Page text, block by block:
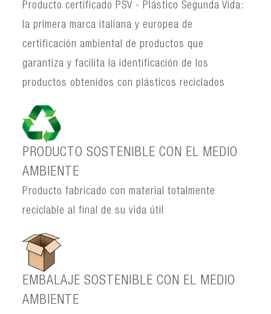
Producto certificado PSV - Plástico Segunda Vida:
la primera marca italiana y europea de
certificación ambiental de productos que
garantiza y facilita la identificación de los
productos obtenidos con plásticos reciclados
PRODUCTO SOSTENIBLE CON EL MEDIO
AMBIENTE
Producto fabricado con material totalmente
reciclable al final de su vida útil
EMBALAJE SOSTENIBLE CON EL MEDIO
AMBIENTE